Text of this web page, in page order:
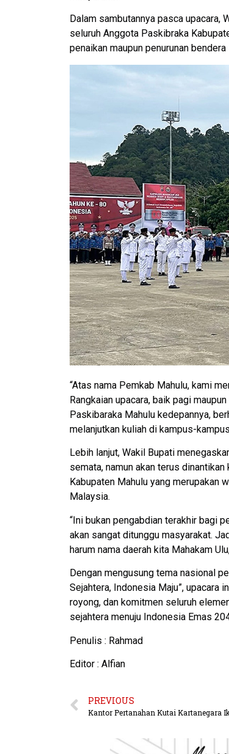
Dalam sambutannya pasca upacara,
seluruh Anggota Paskibraka
penaikan maupun penurunan
“Atas nama Pemkab Mahulu, kami
Rangkaian upacara, baik pagi
Paskibaraka Mahulu kedepannya,
melanjutkan kuliah di kampus-
Lebih lanjut, Wakil Bupati
semata, namun akan terus
Kabupaten Mahulu yang merupakan
Malaysia.
“Ini bukan pengabdian terakhir bagi
akan sangat ditunggu masyarakat.
harum nama daerah kita Mahakam
Dengan mengusung tema nasional
Sejahtera, Indonesia Maju”, upacara
royong, dan komitmen seluruh
sejahtera menuju Indonesia Emas
Penulis : Rahmad
Editor : Alfian
PREVIOUS